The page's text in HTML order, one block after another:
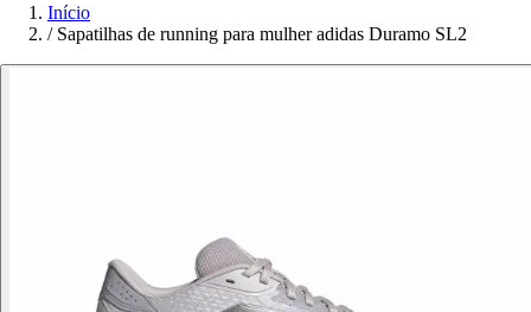
Início
/ Sapatilhas de running para mulher adidas Duramo SL2